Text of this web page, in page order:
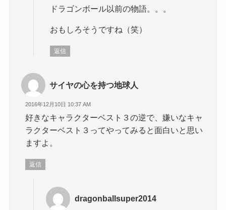
ドラゴンボール以前の物語。。。
おもしろそうですね（笑）
返信
サイヤの心を持つ地球人
2016年12月10日 10:37 AM
好きなキャラクターベスト３の逆で、嫌いなキャ
ラクターベスト３ってやってみると面白いと思い
ますよ。
返信
dragonballsuper2014